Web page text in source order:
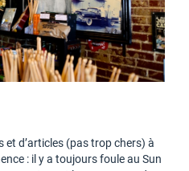
et d’articles (pas trop chers) à
: il y a toujours foule au Sun